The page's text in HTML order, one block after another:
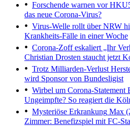
Forschende warnen vor
das neue Corona-Virus?
Virus-Welle rollt über NRW
Krankheits-Fälle in einer Woche
Corona-Zoff eskaliert „Ihr
Christian Drosten staucht jetzt
Trotz Milliarden-Verlust
wird Sponsor von Bundesligist
Wirbel um Corona-Statement
Ungeimpfte? So reagiert die
Mysteriöse Erkrankung Max
Zimmer: Benefizspiel mit FC-